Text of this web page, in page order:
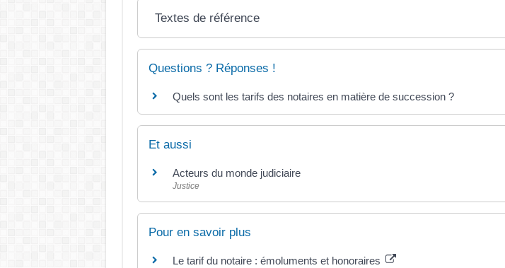
Textes de référence
Questions ? Réponses !
Quels sont les tarifs des notaires en matière de succession ?
Et aussi
Acteurs du monde judiciaire
Justice
Pour en savoir plus
Le tarif du notaire : émoluments et honoraires